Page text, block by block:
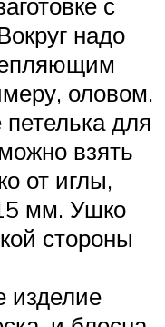
надо
оловом.
для
взять
от иглы,
мм. Ушко
стороны
изделие